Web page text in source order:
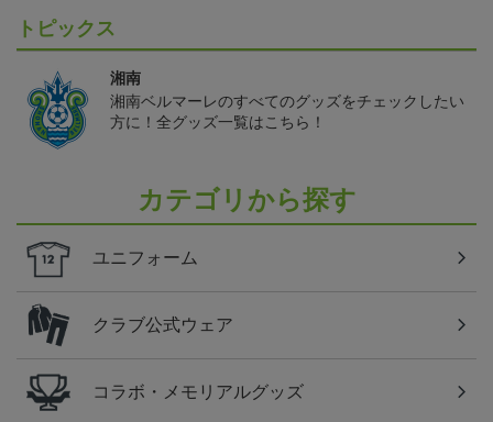
トピックス
湘南
湘南ベルマーレのすべてのグッズをチェックしたい
方に！全グッズ一覧はこちら！
カテゴリから探す
ユニフォーム
クラブ公式ウェア
コラボ・メモリアルグッズ